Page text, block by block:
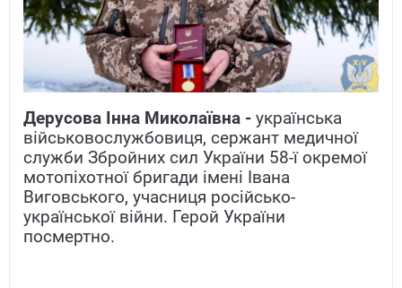
Дерусова Інна Миколаївна - українська
військовослужбовиця, сержант медичної
служби Збройних сил України 58-ї окремої
мотопіхотної бригади імені Івана
Виговського, учасниця російсько-
української війни. Герой України
посмертно.